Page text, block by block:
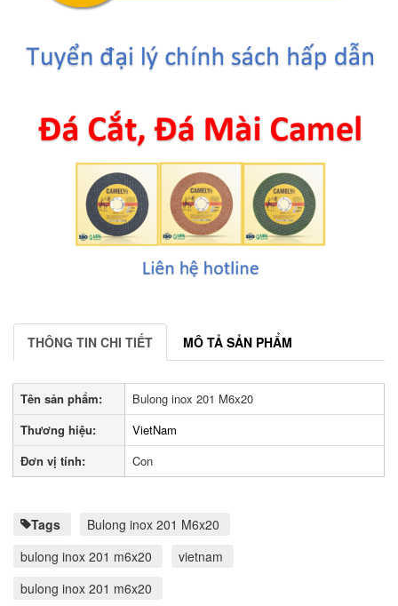
THÔNG TIN CHI TIẾT MÔ TẢ SẢN PHẨM
Tên sản phẩm:
Bulong inox 201 M6x20
Thương hiệu:
VietNam
Đơn vị tính:
Con
Tags
Bulong inox 201 M6x20
bulong inox 201 m6x20
vietnam
bulong inox 201 m6x20